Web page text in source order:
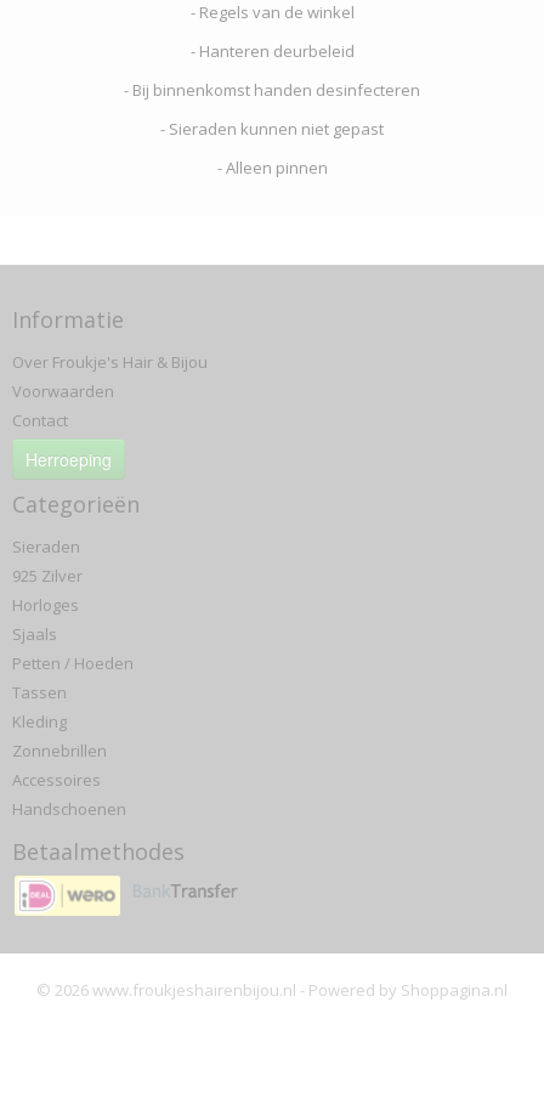
- Regels van de winkel
- Hanteren deurbeleid
- Bij binnenkomst handen desinfecteren
- Sieraden kunnen niet gepast
- Alleen pinnen
Informatie
Over Froukje's Hair & Bijou
Voorwaarden
Contact
Herroeping
Categorieën
Sieraden
925 Zilver
Horloges
Sjaals
Petten / Hoeden
Tassen
Kleding
Zonnebrillen
Accessoires
Handschoenen
Betaalmethodes
© 2026 www.froukjeshairenbijou.nl - Powered by Shoppagina.nl